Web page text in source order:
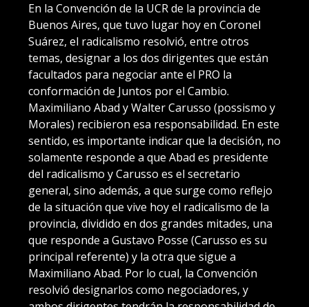
En la Convención de la UCR de la provincia de
Buenos Aires, que tuvo lugar hoy en Coronel
Suárez, el radicalismo resolvió, entre otros
temas, designar a los dos dirigentes que están
facultados para negociar ante el PRO la
conformación de Juntos por el Cambio.
Maximiliano Abad y Walter Carusso (possismo y
Morales) recibieron esa responsabilidad. En este
sentido, es importante indicar que la decisión, no
solamente responde a que Abad es presidente
del radicalismo y Carusso es el secretario
general, sino además, a que surge como reflejo
de la situación que vive hoy el radicalismo de la
provincia, dividido en dos grandes mitades, una
que responde a Gustavo Posse (Carusso es su
principal referente) y la otra que sigue a
Maximiliano Abad. Por lo cual, la Convención
resolvió designarlos como negociadores, y